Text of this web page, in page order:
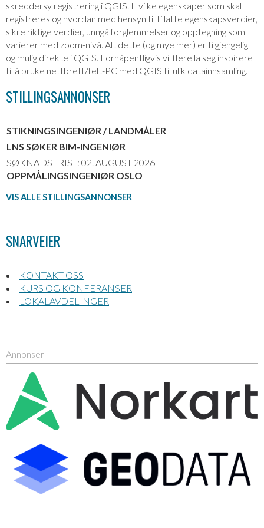
skreddersy registrering i QGIS. Hvilke egenskaper som skal
registreres og hvordan med hensyn til tillatte egenskapsverdier,
sikre riktige verdier, unngå forglemmelser og opptegning som
varierer med zoom-nivå. Alt dette (og mye mer) er tilgjengelig
og mulig direkte i QGIS. Forhåpentligvis vil flere la seg inspirere
til å bruke nettbrett/felt-PC med QGIS til ulik datainnsamling.
STILLINGSANNONSER
STIKNINGSINGENIØR / LANDMÅLER
LNS SØKER BIM-INGENIØR
SØKNADSFRIST: 02. AUGUST 2026
OPPMÅLINGSINGENIØR OSLO
VIS ALLE STILLINGSANNONSER
SNARVEIER
KONTAKT OSS
KURS OG KONFERANSER
LOKALAVDELINGER
Annonser